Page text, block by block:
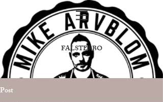
FALSTERBO
Post